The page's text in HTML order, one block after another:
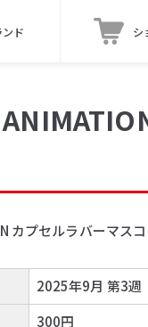
ンド シ
カプセルラバーマスコ
2025年9月 第3週
300円